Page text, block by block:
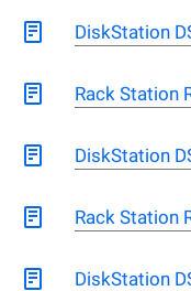
DiskStation
Rack Station
DiskStation
Rack Station
DiskStation